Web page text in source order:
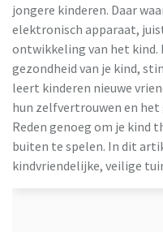
jongere kinderen. Daar
elektronisch apparaat,
ontwikkeling van het kind.
gezondheid van je kind,
leert kinderen nieuwe
hun zelfvertrouwen en
Reden genoeg om je kind
buiten te spelen. In dit
kindvriendelijke, veilige